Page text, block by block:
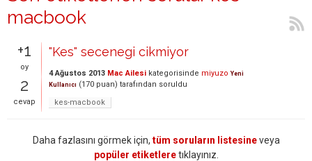
macbook
+1
oy
2
cevap
"Kes" secenegi cikmiyor
4 Ağustos 2013 Mac Ailesi kategorisinde miyuzo Yeni
Kullanıcı (170 puan) tarafından soruldu
kes-macbook
Daha fazlasını görmek için, tüm soruların listesineveya
popüler etiketleretıklayınız.